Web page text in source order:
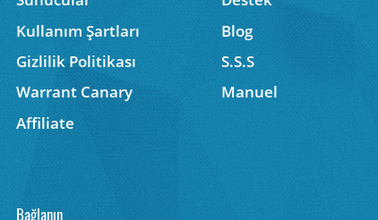
Kullanım Şartları
Blog
Gizlilik Politikası
S.S.S
Warrant Canary
Manuel
Affiliate
Bağlanın